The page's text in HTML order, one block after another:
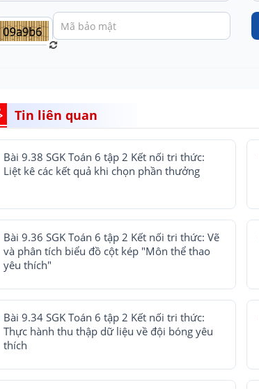
Tin liên quan
Bài 9.38 SGK Toán 6 tập 2 Kết nối tri thức:
Liệt kê các kết quả khi chọn phần thưởng
Bài 9.36 SGK Toán 6 tập 2 Kết nối tri thức: Vẽ
và phân tích biểu đồ cột kép "Môn thể thao
yêu thích"
Bài 9.34 SGK Toán 6 tập 2 Kết nối tri thức:
Thực hành thu thập dữ liệu về đội bóng yêu
thích